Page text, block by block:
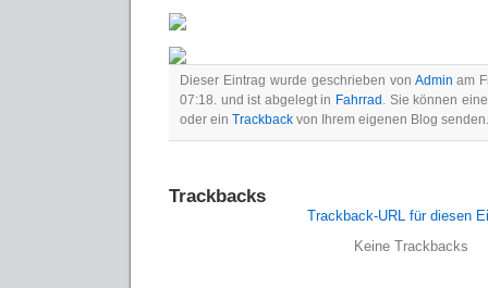
Dieser Eintrag wurde geschrieben von Admin am
07:18. und ist abgelegt in Fahrrad . Sie können
oder ein Trackback von Ihrem eigenen Blog senden.
Trackbacks
Trackback-URL für diesen
Keine Trackbacks